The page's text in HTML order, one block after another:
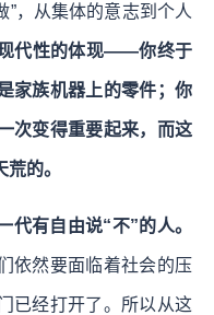
”，从集体的意志到个人
代性的体现——你终于
家族机器上的零件；你
次变得重要起来，而这
的。
代有自由说“不”的人。
依然要面临着社会的压
已经打开了。所以从这